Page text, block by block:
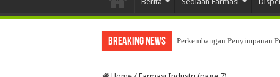
Breaking News Perkembangan Penyimpanan